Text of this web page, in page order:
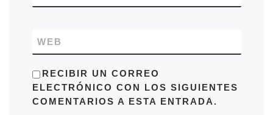
WEB
RECIBIR UN CORREO
ELECTRÓNICO CON LOS SIGUIENTES
COMENTARIOS A ESTA ENTRADA.